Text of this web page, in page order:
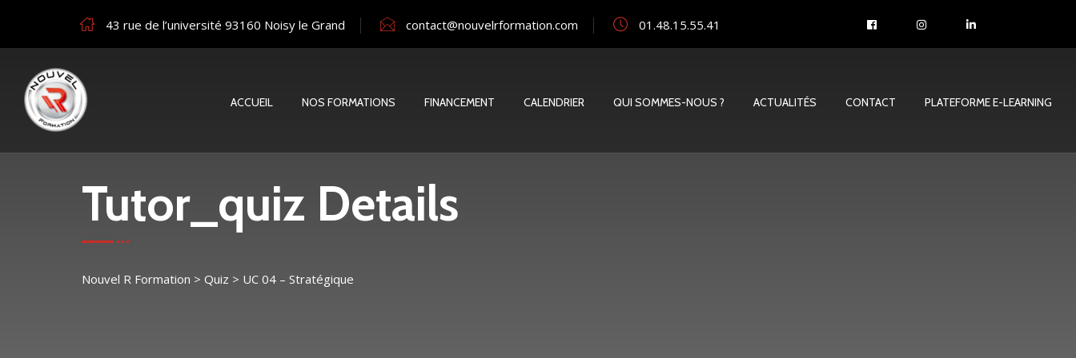
43 rue de l’université 93160 Noisy le Grand contact@nouvelrformation.com 01.48.15.55.41
ACCUEIL NOS FORMATIONS FINANCEMENT CALENDRIER QUI SOMMES-NOUS ? ACTUALITÉS CONTACT PLATEFORME E-LEARNING
Tutor_quiz Details
Nouvel R Formation > Quiz > UC 04 – Stratégique